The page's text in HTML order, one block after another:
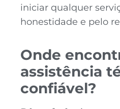
iniciar qualquer
honestidade e pelo
Onde
assistência
confiável?